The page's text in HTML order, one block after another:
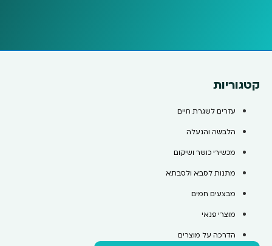
קטגוריות
עזרים לשגרת חיים
הלבשה והנעלה
מכשירי כושר ושיקום
מתנות לסבא ולסבתא
מבצעים חמים
מוצרי פנאי
הדרכה על מוצרים